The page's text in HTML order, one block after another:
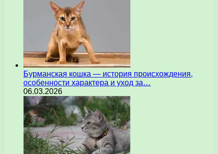
Бурманская кошка — история происхождения,
особенности характера и уход за…
06.03.2026